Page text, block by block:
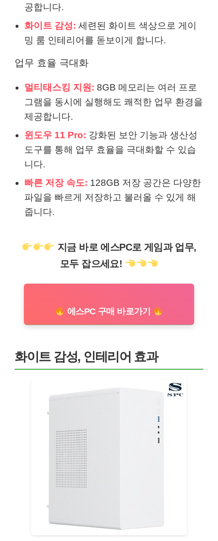
공합니다.
화이트 감성: 세련된 화이트 색상으로 게이
밍 룸 인테리어를 돋보이게 합니다.
업무 효율 극대화
멀티태스킹 지원: 8GB 메모리는 여러 프로
그램을 동시에 실행해도 쾌적한 업무 환경을
제공합니다.
윈도우 11 Pro: 강화된 보안 기능과 생산성
도구를 통해 업무 효율을 극대화할 수 있습
니다.
빠른 저장 속도: 128GB 저장 공간은 다양한
파일을 빠르게 저장하고 불러올 수 있게 해
줍니다.
지금 바로 에스PC로 게임과 업무,
모두 잡으세요!
에스PC 구매 바로가기
화이트 감성, 인테리어 효과